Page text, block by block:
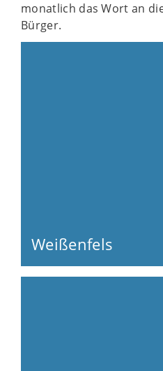
monatlich das Wort an
Bürger.
Weißenfels